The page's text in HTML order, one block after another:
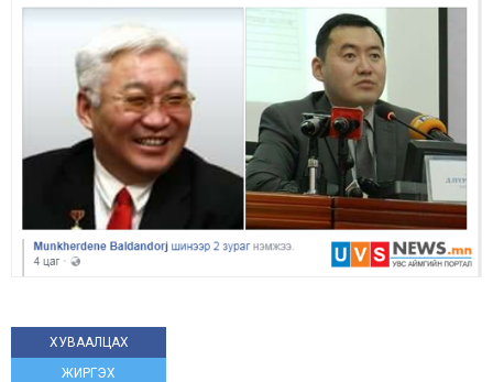
ХУВААЛЦАХ
ЖИРГЭХ